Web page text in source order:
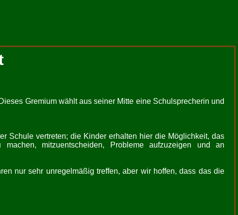
Gremium wählt aus seiner Mitte eine Schulsprecherin und
Schule vertreten; die Kinder erhalten hier die Möglichkeit, das
mitzuentscheiden, Probleme aufzuzeigen und an
nur sehr unregelmäßig treffen, aber wir hoffen, dass das die